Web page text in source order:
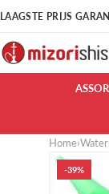
LAAGSTE PRIJS
Home›
-39%